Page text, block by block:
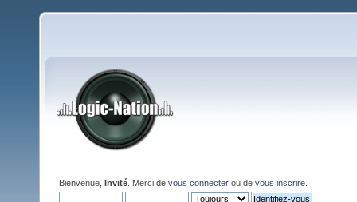
Bienvenue, Invité . Merci de vous connecter ou de vous inscrire